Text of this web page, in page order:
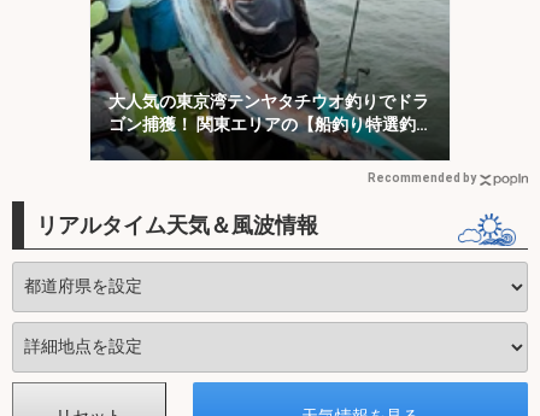
大人気の東京湾テンヤタチウオ釣りでドラ
ゴン捕獲！ 関東エリアの【船釣り特選釣
果7選】
Recommended by
リアルタイム天気＆風波情報